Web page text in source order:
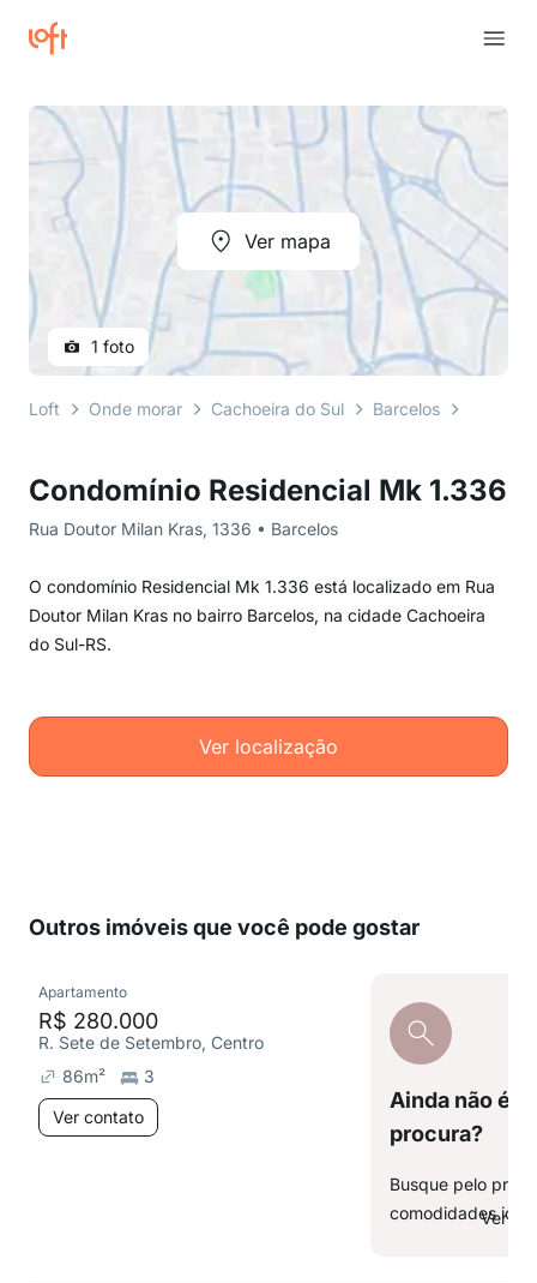
Condomínio Residencial Mk 1.336
Rua Doutor Milan Kras, 1336 • Barcelos
O condomínio Residencial Mk 1.336 está localizado em Rua
Doutor Milan Kras no bairro Barcelos, na cidade Cachoeira
do Sul-RS.
Ver localização
Ver mapa
1 foto
Loft Onde morar Cachoeira do Sul Barcelos
Outros imóveis que você pode gostar
Apartamento
R$ 280.000
R. Sete de Setembro, Centro
86m²
3
Ver contato
Ainda não é
procura?
Busque pelo
comodidadesVer